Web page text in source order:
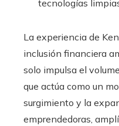
tecnologías
La experiencia de
inclusión financiera
solo impulsa el
que actúa como un
surgimiento y la
emprendedoras,